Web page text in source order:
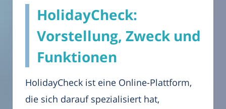
HolidayCheck:
Vorstellung, Zweck und
Funktionen
HolidayCheck ist eine Online-Plattform,
die sich darauf spezialisiert hat,